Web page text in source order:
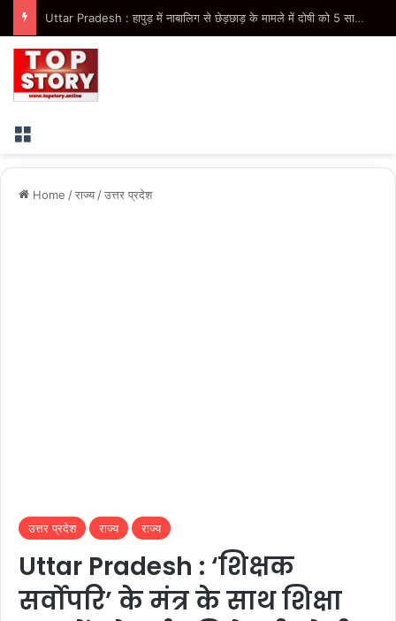
Bihar : राज्यपाल ने पंचायती राज मंत्री दीपक प्रकाश को विधान परिषद सदस्य मनोनीत किया, मंत्री पद की संवैधानिक उलझन समाप्त
Menu
Home /राज्य /उत्तर प्रदेश
उत्तर प्रदेश राज्य राज्य
Uttar Pradesh : ‘शिक्षक
सर्वोपरि’ के मंत्र के साथ शिक्षा